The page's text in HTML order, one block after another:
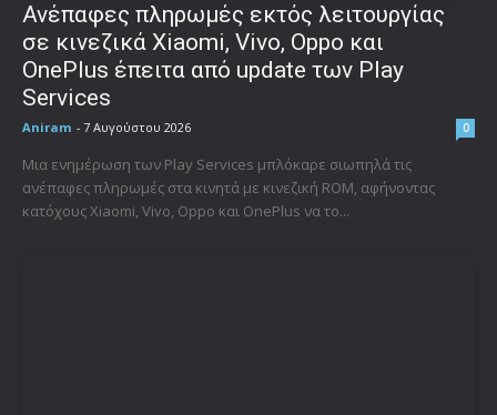
Ανέπαφες πληρωμές εκτός λειτουργίας
σε κινεζικά Xiaomi, Vivo, Oppo και
OnePlus έπειτα από update των Play
Services
Aniram - 7 Αυγούστου 2026 0
Μια ενημέρωση των Play Services μπλόκαρε σιωπηλά τις
ανέπαφες πληρωμές στα κινητά με κινεζική ROM, αφήνοντας
κατόχους Xiaomi, Vivo, Oppo και OnePlus να το...